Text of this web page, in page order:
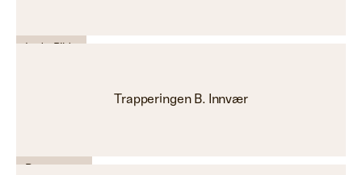
Trapperingen B. Innvær